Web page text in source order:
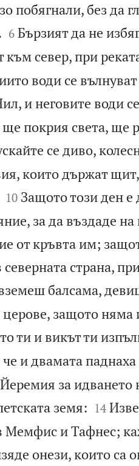
побягнали, без да

6 Бързият да не
север, при
води се
и неговите води
покрия света, ще
се диво,
които държат

10 Защото този ден
за да въздаде на
от кръвта им;
страна,
балсама,
защото няма
ти и викът ти
че и двамата
за идването
земя:
14
Мемфис и Тафнес;
онези, които са